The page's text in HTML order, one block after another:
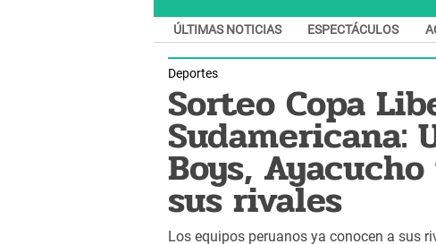
ÚLTIMAS NOTICIAS ESPECTÁCULOS
Deportes
Sorteo Copa
Sudamericana:
Boys,
sus rivales
Los equipos peruanos ya conocen a sus